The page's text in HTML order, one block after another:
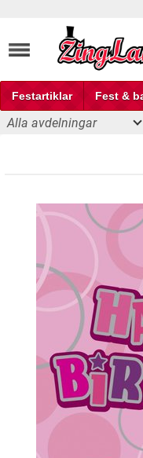
Festartiklar Fest &
Fest och partyprylar
Alla avdelningar